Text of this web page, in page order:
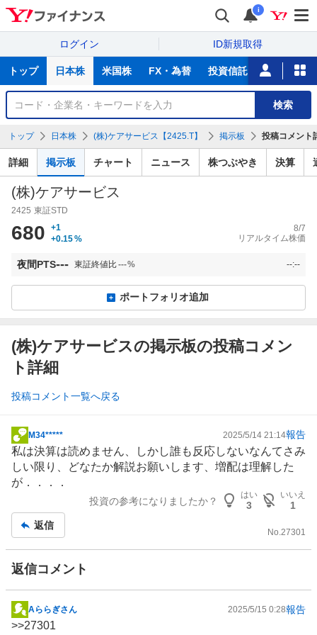
i
ログイン ID新規取得
サ
トップ 日本株 米国株 FX・為替 投資信託 ニュース
銘
検
索
検索
トップ 日本株 (株)ケアサービス【2425.T】 掲示板 投稿コメント
詳細 掲示板 チャート ニュース 株つぶやき 決算
(株)ケアサービス
2425 東証STD
680
+1
+0.15%
8/7
リアルタイム株価
夜間PTS--- 東証終値比---% --:--
ポートフォリオ追加
(株)ケアサービスの掲示板の投稿コメン
ト詳細
投稿コメント一覧へ戻る
掲
示
板
記
M34***** 2025/5/14 21:14報告
私は決算は読めません、しかし誰も反応しないなんてさみ
しい限り、どなたか解説お願いします、増配は理解した
が．．．．
投資の参考になりましたか？
はい
3
いいえ
1
返信
No.27301
返信コメント
掲
示
Aららぎさん 2025/5/15 0:28報告
>>27301